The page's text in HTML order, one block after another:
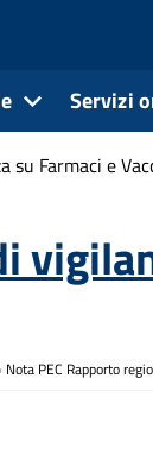
Servizi
su Farmaci e
Nota PEC Rapporto